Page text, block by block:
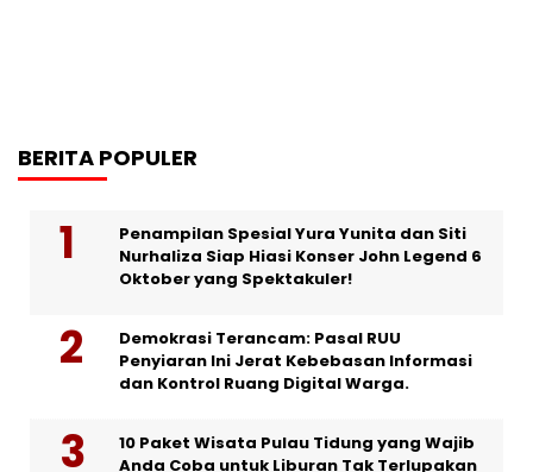
BERITA POPULER
Penampilan Spesial Yura Yunita dan Siti
Nurhaliza Siap Hiasi Konser John Legend 6
Oktober yang Spektakuler!
Demokrasi Terancam: Pasal RUU
Penyiaran Ini Jerat Kebebasan Informasi
dan Kontrol Ruang Digital Warga.
10 Paket Wisata Pulau Tidung yang Wajib
Anda Coba untuk Liburan Tak Terlupakan